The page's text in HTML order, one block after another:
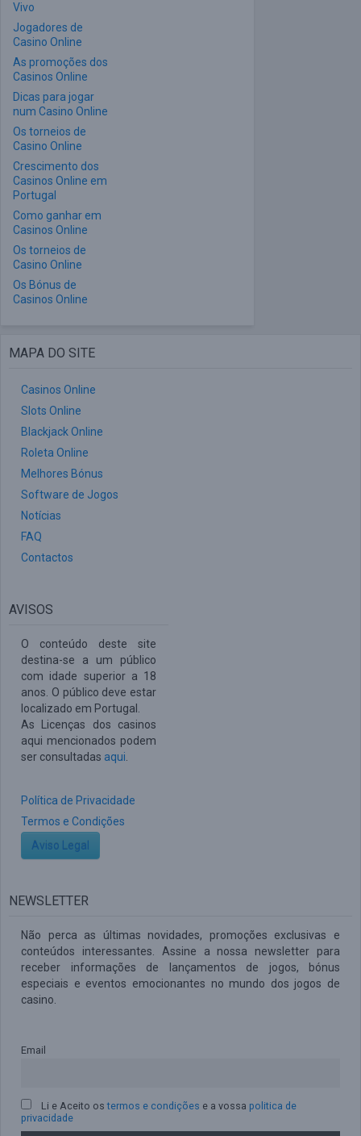
Vivo
Jogadores de
Casino Online
As promoções dos
Casinos Online
Dicas para jogar
num Casino Online
Os torneios de
Casino Online
Crescimento dos
Casinos Online em
Portugal
Como ganhar em
Casinos Online
Os torneios de
Casino Online
Os Bónus de
Casinos Online
MAPA DO SITE
Casinos Online
Slots Online
Blackjack Online
Roleta Online
Melhores Bónus
Software de Jogos
Notícias
FAQ
Contactos
AVISOS
O conteúdo deste site
destina-se a um público
com idade superior a 18
anos. O público deve estar
localizado em Portugal.
As Licenças dos casinos
aqui mencionados podem
ser consultadas aqui
Política de Privacidade
Termos e Condições
Aviso Legal
NEWSLETTER
Não perca as últimas novidades, promoções exclusivas e
conteúdos interessantes. Assine a nossa newsletter para
receber informações de lançamentos de jogos, bónus
especiais e eventos emocionantes no mundo dos jogos de
casino.
Email
Li e Aceito ostermos e condições e a vossa politica de
privacidade